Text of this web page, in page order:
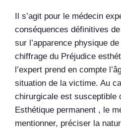
Il s’agit pour le médecin
conséquences définitives
sur l’apparence physique
chiffrage du Préjudice
l’expert prend en compte
situation de la victime. Au
chirurgicale est susceptible
Esthétique permanent , le
mentionner, préciser la